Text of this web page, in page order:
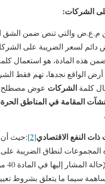
الشركات:
م.ع.ض والتي تنص ضمن الشق
دائم لسعر الضريبة على
هذه المادة، هو استعمال
أرض الواقع نجدها، تهم فقط
كلمة الشركات عوض مصطلح
المقامة في المناطق
النفع الاقتصادي[2]
:حيث أن
المجموعات لنطاق الضريبة
ما
سيما ما يتعلق بشروط